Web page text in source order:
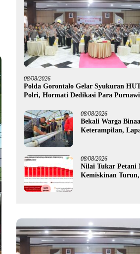
08/08/2026
Polda Gorontalo Gelar Syukuran
Polri, Hormati Dedikasi Para
08/08/2026
Bekali Warga
Keterampilan,
08/08/2026
Nilai Tukar Petani
Kemiskinan